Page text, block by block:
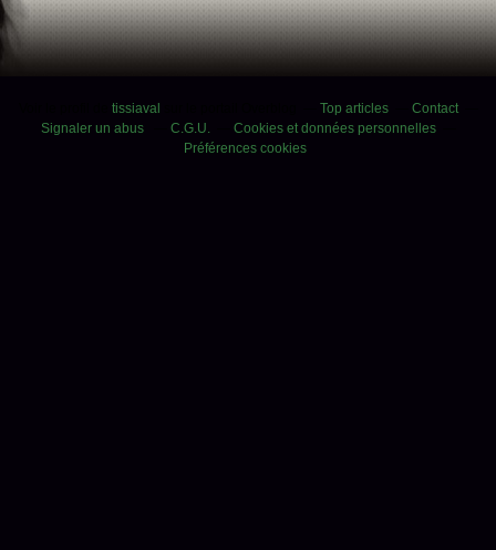
tissiaval Top articles
Contact
Signaler un abus
C.G.U.
Cookies et données personnelles
Préférences cookies